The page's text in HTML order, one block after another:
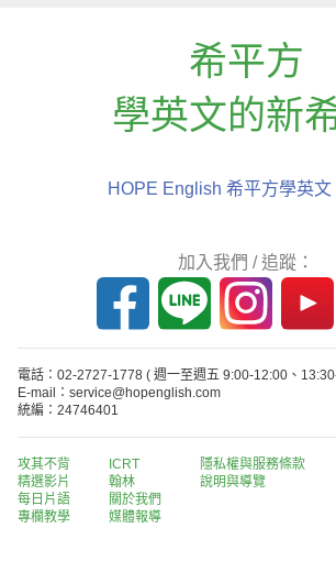
希平方
學英文的新
HOPE English 希平方學英文
加入我們 / 追蹤：
電話：02-2727-1778 ( 週一至週五 9:00-12:00、
E-mail：service@hopenglish.com
統編：24746401
攻其不背
精選影片
每日片語
專欄教學
ICRT
翰林
關於我們
媒體報導
隱私權與服務條款
說明與導覽